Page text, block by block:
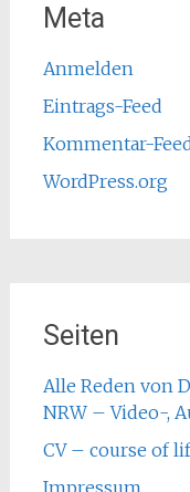
Meta
Anmelden
Eintrags-Feed
Kommentar-
WordPress.org
Seiten
Alle Reden von
NRW – Video-,
CV – course of
Impressum